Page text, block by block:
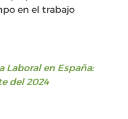
en el trabajo
Laboral en España:
del 2024